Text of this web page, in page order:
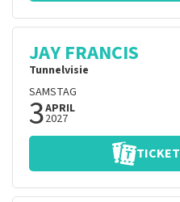
JAY FRANCIS
Tunnelvisie
SAMSTAG
3APRIL
2027